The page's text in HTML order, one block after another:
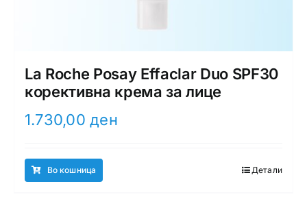
La Roche Posay Effaclar Duo SPF30
корективна крема за лице
1.730,00ден
Во кошница Детали